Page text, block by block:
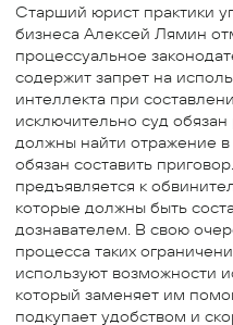
Старший юрист практики
бизнеса Алексей Лямин
процессуальное
содержит запрет на
интеллекта при
исключительно суд
должны найти отражение
обязан составить
предъявляется к
которые должны быть
дознавателем. В свою
процесса таких
используют возможности
который заменяет им
подкупает удобством и